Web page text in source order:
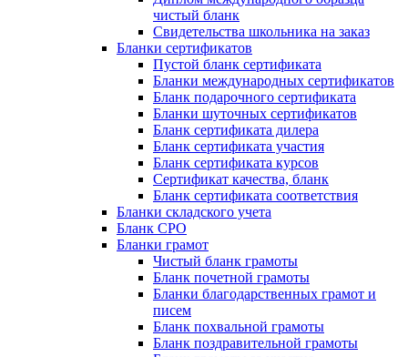
чистый бланк
Свидетельства школьника на заказ
Бланки сертификатов
Пустой бланк сертификата
Бланки международных сертификатов
Бланк подарочного сертификата
Бланки шуточных сертификатов
Бланк сертификата дилера
Бланк сертификата участия
Бланк сертификата курсов
Сертификат качества, бланк
Бланк сертификата соответствия
Бланки складского учета
Бланк СРО
Бланки грамот
Чистый бланк грамоты
Бланк почетной грамоты
Бланки благодарственных грамот и
писем
Бланк похвальной грамоты
Бланк поздравительной грамоты